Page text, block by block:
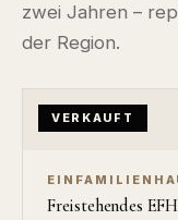
zwei Jahren –
der Region.
VERKAUFT
Freistehendes